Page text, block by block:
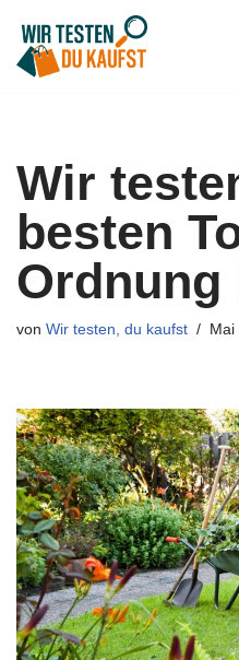
Zum
Wir
besten
Ordnung
von Wir testen, du kaufst Mai